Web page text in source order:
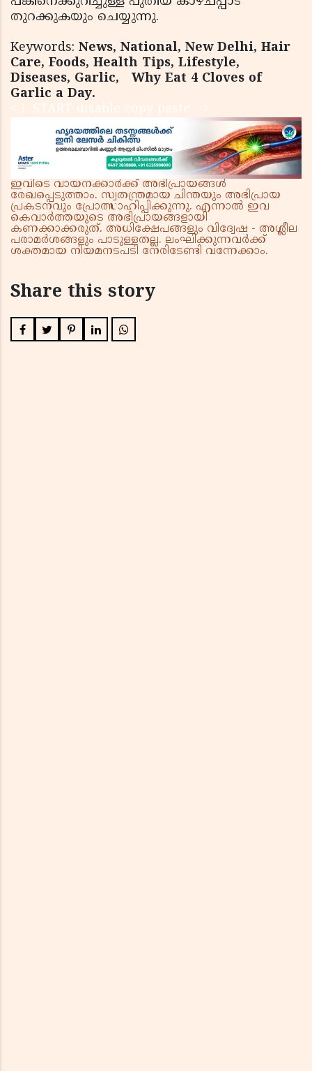
തുറക്കുകയും ചെയ്യുന്നു.
Keywords: News, National, New Delhi, Hair
Care, Foods, Health Tips, Lifestyle,
Diseases, Garlic, Why Eat 4 Cloves of
Garlic a Day.
< !- START disable copy paste -->
ഇവിടെ വായനക്കാർക്ക് അഭിപ്രായങ്ങൾ
രേഖപ്പെടുത്താം. സ്വതന്ത്രമായ ചിന്തയും അഭിപ്രായ
പ്രകടനവും പ്രോത്സാഹിപ്പിക്കുന്നു. എന്നാൽ ഇവ
കെവാർത്തയുടെ അഭിപ്രായങ്ങളായി
കണക്കാക്കരുത്. അധിക്ഷേപങ്ങളും വിദ്വേഷ - അശ്ലീല
പരാമർശങ്ങളും പാടുള്ളതല്ല. ലംഘിക്കുന്നവർക്ക്
ശക്തമായ നിയമനടപടി നേരിടേണ്ടി വന്നേക്കാം.
Share this story